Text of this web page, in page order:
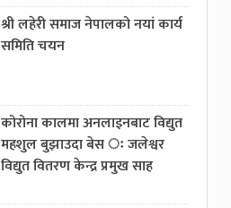
श्री लहेरी समाज नेपालको नयां कार्य
समिति चयन
कोरोना कालमा अनलाइनबाट विद्युत
महशुल बुझाउदा बेस ः जलेश्वर
विद्युत वितरण केन्द्र प्रमुख साह